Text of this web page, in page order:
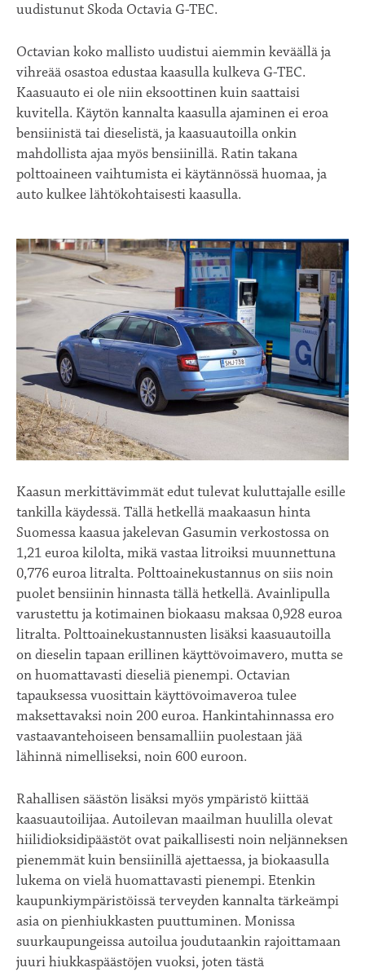
uudistunut Skoda Octavia G-TEC.
Octavian koko mallisto uudistui aiemmin keväällä ja
vihreää osastoa edustaa kaasulla kulkeva G-TEC.
Kaasuauto ei ole niin eksoottinen kuin saattaisi
kuvitella. Käytön kannalta kaasulla ajaminen ei eroa
bensiinistä tai dieselistä, ja kaasuautoilla onkin
mahdollista ajaa myös bensiinillä. Ratin takana
polttoaineen vaihtumista ei käytännössä huomaa, ja
auto kulkee lähtökohtaisesti kaasulla.
Kaasun merkittävimmät edut tulevat kuluttajalle esille
tankilla käydessä. Tällä hetkellä maakaasun hinta
Suomessa kaasua jakelevan Gasumin verkostossa on
1,21 euroa kilolta, mikä vastaa litroiksi muunnettuna
0,776 euroa litralta. Polttoainekustannus on siis noin
puolet bensiinin hinnasta tällä hetkellä. Avainlipulla
varustettu ja kotimainen biokaasu maksaa 0,928 euroa
litralta. Polttoainekustannusten lisäksi kaasuautoilla
on dieselin tapaan erillinen käyttövoimavero, mutta se
on huomattavasti dieseliä pienempi. Octavian
tapauksessa vuosittain käyttövoimaveroa tulee
maksettavaksi noin 200 euroa. Hankintahinnassa ero
vastaavantehoiseen bensamalliin puolestaan jää
lähinnä nimelliseksi, noin 600 euroon.
Rahallisen säästön lisäksi myös ympäristö kiittää
kaasuautoilijaa. Autoilevan maailman huulilla olevat
hiilidioksidipäästöt ovat paikallisesti noin neljänneksen
pienemmät kuin bensiinillä ajettaessa, ja biokaasulla
lukema on vielä huomattavasti pienempi. Etenkin
kaupunkiympäristöissä terveyden kannalta tärkeämpi
asia on pienhiukkasten puuttuminen. Monissa
suurkaupungeissa autoilua joudutaankin rajoittamaan
juuri hiukkaspäästöjen vuoksi, joten tästä